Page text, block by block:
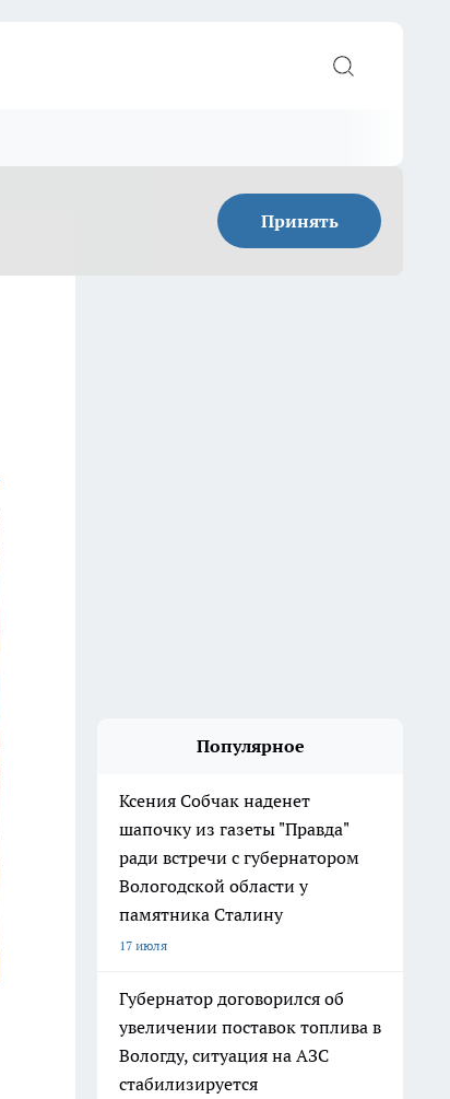
Принять
Популярное
Ксения Собчак наденет
шапочку из газеты "Правда"
ради встречи с губернатором
Вологодской области у
памятника Сталину
17 июля
Губернатор договорился об
увеличении поставок топлива в
Вологду, ситуация на АЗС
стабилизируется